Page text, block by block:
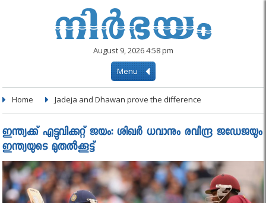
August 9, 2026 4:58 pm
Menu
Home Jadeja and Dhawan prove the difference
ഇന്ത്യക്ക് എട്ടുവിക്കറ്റ് ജയം: ശിഖര്‍ ധവാനും രവീന്ദ്ര ജഡേജയും
ഇന്ത്യയുടെ മുതൽക്കൂട്ട്